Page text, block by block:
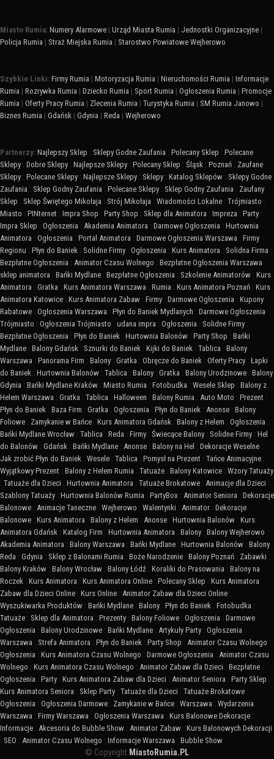
Miasto Rumia: Numery Alarmowe | Urząd Miasta Rumia | Jednostki Organizacyjne |
Policja Rumia | Straż Miejska Rumia | Starostwo Powiatowe Wejherowo
Szybkie Linki: Firmy Rumia | Motoryzacja Rumia | Nieruchomości Rumia | Informacje
Rumia | Rozrywka Rumia | Dziecko Rumia | Sport Rumia | Ogłoszenia Rumia | Promocje
Rumia | Oferty Pracy Rumia | Zlecenia Rumia | Turystyka Rumia | SM Rumia Janowo |
Biznes Rumia | Gdańsk | Gdynia | Reda | Wejherowo
Partnerzy: Najlepszy Sklep : Sklepy Godne Zaufania : Polecany Sklep : Polecane
Sklepy : Dobre Sklepy : Najlepsze Sklepy : Polecany Sklep : Śląsk : Poznań : Zaufane
Sklepy : Polecane Sklepy : Najlepsze Sklepy : Sklepy : Katalog Sklepów : Sklepy Godne
Zaufania : Sklep Godny Zaufania : Polecane Sklepy : Sklep Godny Zaufania : Zaufany
Sklep : Sklep Świętego Mikołaja : Strój Mikołaja : Wiadomości Lokalne : Trójmiasto :
Miasto : PINternet : Impra Shop : Party Shop : Sklep dla Animatora : Impreza : Party :
Impra Sklep : Ogłoszenia : Akademia Animatora : Darmowe Ogłoszenia : Hurtownia
Animatora : Ogłoszenia : Portal Animatora : Darmowe Ogłoszenia Warszawa : Firmy
Regionu : Płyn do Baniek : Solidne Firmy : Ogłoszenia : Kurs Animatora : Solidna Firma :
Bezpłatne Ogłoszenia : Animator Czasu Wolnego : Bezpłatne Ogłoszenia Warszawa :
sklep animatora : Bańki Mydlane : Bezpłatne Ogłoszenia : Szkolenie Animatorów : Kurs
Animatora : Gratka : Kurs Animatora Warszawa : Rumia : Kurs Animatora Poznań : Kurs
Animatora Katowice : Kurs Animatora Zabaw : Firmy : Darmowe Ogłoszenia : Kupony
Rabatowe : Ogłoszenia Warszawa : Płyn do Baniek Mydlanych : Darmowe Ogłoszenia
Trójmiasto : Ogłoszenia Trójmiasto : udana impra : Ogłoszenia : Solidne Firmy :
Bezpłatne Ogłoszenia : Płyn do Baniek : Hurtownia Balonów : Party Shop : Bańki
Mydlane : Balony Gdańsk : Sznurki do Baniek : Kijki do Baniek : Tablica : Balony
Warszawa : Panorama Firm : Balony : Gratka : Obręcze do Baniek : Oferty Pracy : Łapki
do Baniek : Hurtownia Balonów : Tablica : Balony : Gratka : Balony Urodzinowe : Balony
Gdynia : Bańki Mydlane Kraków : Miasto Rumia : Fotobudka : Wesele Sklep : Balony z
Helem Warszawa : Gratka : Tablica : Halloween : Balony Rumia : Auto Moto : Prezent :
Płyn do Baniek : Baza Firm : Gratka : Ogłoszenia : Płyn do Baniek : Anonse : Balony
Foliowe : Zamykanie w Bańce : Kurs Animatora Gdańsk : Balony z Helem : Ogłoszenia :
Bańki Mydlane Wrocław : Tablica : Reda : Firmy : Świecące Balony : Solidne Firmy : Hel
do Balonów : Gdańsk : Bańki Mydlane : Anonse : Balony na Hel : Dekoracje Weselne :
Jak zrobić Płyn do Baniek : Wesele : Tablica : Pomysł na Prezent : Tańce Animacyjne :
Wyjątkowy Prezent : Balony z Helem Rumia : Tatuaże : Balony Katowice : Wzory Tatuaży
: Tatuaże dla Dzieci : Hurtownia Animatora : Tatuaże Brokatowe : Animacje dla Dzieci :
Szablony Tatuaży : Hurtownia Balonów Rumia : PartyBox : Animator Seniora : Dekoracje
Balonowe : Animacje Taneczne : Wejherowo : Walentynki : Animator : Dekoracje
Balonowe : Kurs Animatora : Balony z Helem : Anonse : Hurtownia Balonów : Kurs
Animatora Gdańsk : Katalog Firm : Hurtownia Animatora : Balony : Balony Wejherowo :
Akademia Animatora : Balony Warszawa : Bańki Mydlane : Hurtownia Balonów : Balony
Reda : Gdynia : Sklep z Balonami Rumia : Boże Narodzenie : Balony Poznań : Zabawki :
Balony Kraków : Balony Wrocław : Balony Łódź : Koraliki do Prasowania : Balony na
Roczek : Kurs Animatora : Kurs Animatora Online : Polecany Sklep : Kurs Animatora
Zabaw dla Dzieci Online : Kurs Online : Animator Zabaw dla Dzieci Online :
Wyszukiwarka Produktów : Bańki Mydlane : Balony : Płyn do Baniek : Fotobudka :
Tatuaże : Sklep dla Animatora : Prezenty : Balony Foliowe : Ogłoszenia : Darmowe
Ogłoszenia : Balony Urodzinowe : Bańki Mydlane : Artykuły Party : Ogłoszenia
Warszawa : Strefa Animatora : Płyn do Baniek : Party Shop : Animator Czasu Wolnego :
Ogłoszenia : Kurs Animatora Czasu Wolnego : Darmowe Ogłoszenia : Animator Czasu
Wolnego : Kurs Animatora Czasu Wolnego : Animator Zabaw dla Dzieci : Bezpłatne
Ogłoszenia : Party : Kurs Animatora Zabaw dla Dzieci : Animator Seniora : Party Sklep :
Kurs Animatora Seniora : Sklep Party : Tatuaże dla Dzieci : Tatuaże Brokatowe :
Ogłoszenia : Ogłoszenia Darmowe : Zamykanie w Bańce : Warszawa : Wydarzenia
Warszawa : Firmy Warszawa : Ogłoszenia Warszawa : Kurs Balonowe Dekoracje :
Informacje : Akcesoria do Bubble Show : Animator Zabaw : Kurs Balonowych Dekoracji
: SEO : Animator Czasu Wolnego : Informacje Warszawa : Bubble Show
© Copyright MiastoRumia.PL